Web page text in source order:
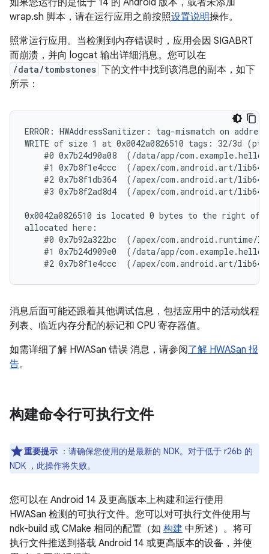
如果您运行的是低于 14 的 Android 版本，或者未添加
wrap.sh 脚本，请在运行应用之前按照设置说明操作。
照常运行应用。当检测到内存错误时，应用会因 SIGABRT
而崩溃，并向 logcat 输出详细消息。您可以在
/data/tombstones 下的文件中找到该消息的副本，如下
所示：
ERROR: HWAddressSanitizer: tag-mismatch on
WRITE of size 1 at 0x0042a0826510 tags: 32/3d
#0 0x7b24d90a08  (/data/app/
#1 0x7b8f1e4ccc  (/apex/com.android.art/
#2 0x7b8f1db364  (/apex/com.android.art/
#3 0x7b8f2ad8d4  (/apex/com.android.art/
0x0042a0826510 is located 0 bytes to the right of
allocated here:
#0 0x7b92a322bc  (/apex/com.android.runtime/
#1 0x7b24d909e0  (/data/app/
消息后面可能还跟着其他调试信息，包括应用中的活动线程
列表、临近内存分配的标记和 CPU 寄存器值。
如需详细了解 HWASan 错误 消息，请参阅了解 HWASan 报
告。
构建命令行可执行文件
重要提示 ：请确保您使用的是最新的 NDK。对于低于 r26b 的
NDK ，此操作将失败。
您可以在 Android 14 及更高版本上构建和运行使用
HWASan 检测的可执行文件。您可以对可执行文件使用与
ndk-build 或 CMake 相同的配置（如 构建 中所述）。将可
执行文件推送到搭载 Android 14 或更高版本的设备，并使